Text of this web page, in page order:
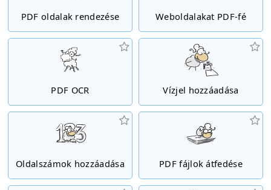
PDF oldalak rendezése Weboldalakat PDF-fé
PDF OCR Vízjel hozzáadása
Oldalszámok hozzáadása PDF fájlok átfedése